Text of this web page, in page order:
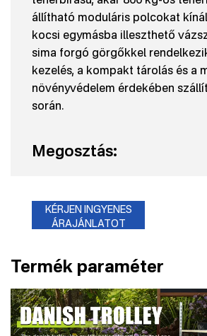
állítható moduláris polcokat
kocsi egymásba illeszthető
sima forgó görgőkkel
kezelés, a kompakt tárolás és a
növényvédelem érdekében
során.
Megosztás:
KÉRJEN INGYENES
ÁRAJÁNLATOT
Termék paraméter